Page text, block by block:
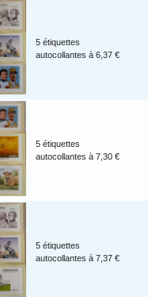
5 étiquettes
autocollantes à 6,37 €
5 étiquettes
autocollantes à 7,30 €
5 étiquettes
autocollantes à 7,37 €